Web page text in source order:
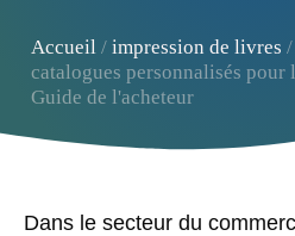
Accueil/ impression de livres
catalogues personnalisés pour
Guide de l'acheteur
Dans le secteur du